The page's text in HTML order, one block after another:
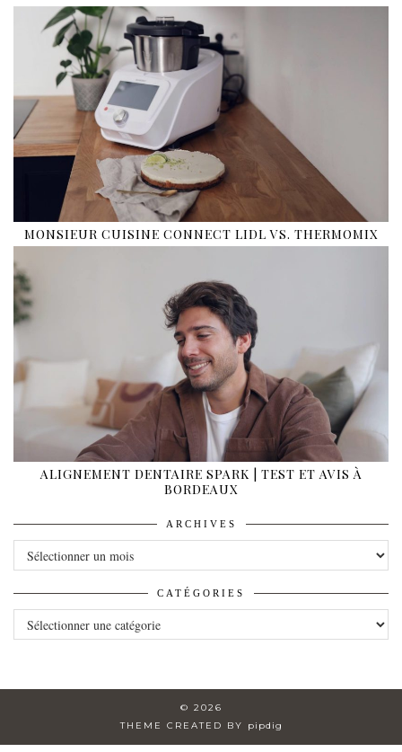
MONSIEUR CUISINE CONNECT LIDL VS. THERMOMIX
ALIGNEMENT DENTAIRE SPARK | TEST ET AVIS À
BORDEAUX
ARCHIVES
ARCHIVES
CATÉGORIES
CATÉGORIES
© 2026
THEME CREATED BY
pipdig